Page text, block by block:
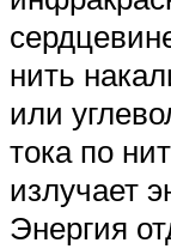
нить
или
тока по
излучает
Энергия